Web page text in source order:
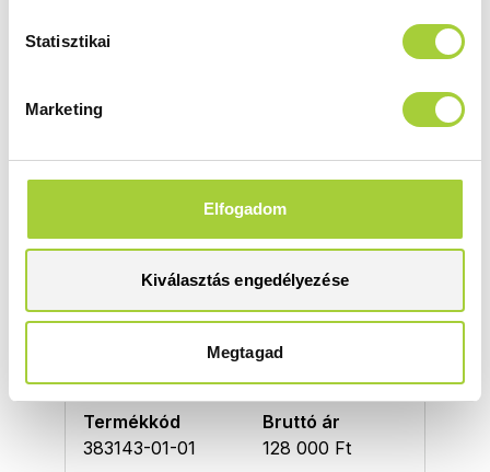
Statisztikai
Marketing
Elfogadom
Kiválasztás engedélyezése
Megtagad
Magasság
átlátszó
Termékkód
383142-01-01
Bruttó ár
112 000 Ft
2000 mm
1100
átlátszó
Profilszín
króm
Termékkód
383143-01-01
Bruttó ár
128 000 Ft